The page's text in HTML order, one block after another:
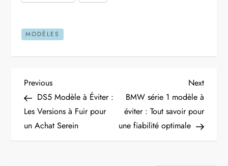
MODÈLES
N
a
v
Previous
Post
Previous
DS5 Modèle à Éviter :
Les Versions à Fuir pour
un Achat Serein
Next
Post
Next
BMW série 1 modèle à
éviter : Tout savoir pour
une fiabilité optimale